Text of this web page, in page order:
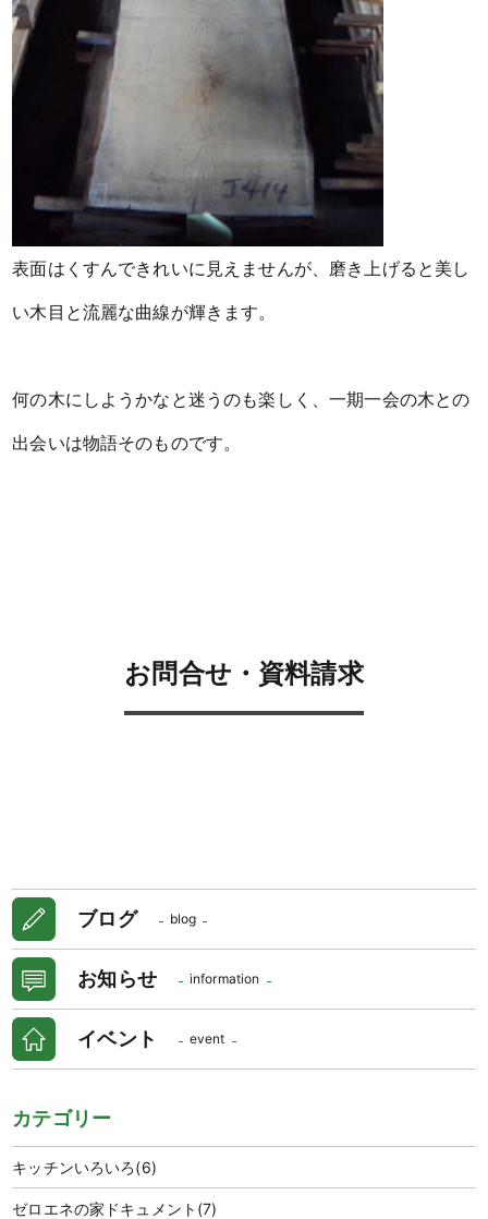
表面はくすんできれいに見えませんが、磨き上げると美し
い木目と流麗な曲線が輝きます。
何の木にしようかなと迷うのも楽しく、一期一会の木との
出会いは物語そのものです。
お問合せ・資料請求
ブログ blog
お知らせ information
イベント event
カテゴリー
キッチンいろいろ(6)
ゼロエネの家ドキュメント (7)